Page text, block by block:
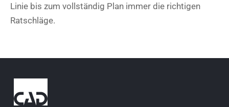
Linie bis zum vollständig Plan immer die richtigen
Ratschläge.